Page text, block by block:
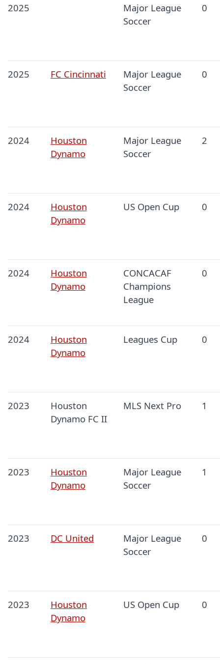
2025
Major League
Soccer
0
2025 FC Cincinnati
Major League
Soccer
0
2024
Houston
Dynamo
Major League
Soccer
2
2024
Houston
Dynamo
US Open Cup 0
2024
Houston
Dynamo
CONCACAF
Champions
League
0
2024
Houston
Dynamo
Leagues Cup 0
2023
Houston
Dynamo FC II
MLS Next Pro 1
2023
Houston
Dynamo
Major League
Soccer
1
2023 DC United
Major League
Soccer
0
2023
Houston
Dynamo
US Open Cup 0